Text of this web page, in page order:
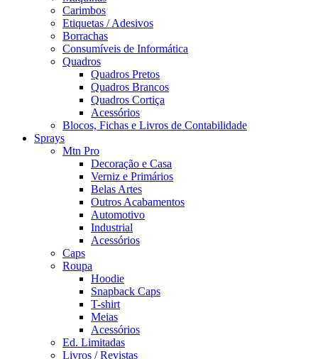
Carimbos
Etiquetas / Adesivos
Borrachas
Consumíveis de Informática
Quadros
Quadros Pretos
Quadros Brancos
Quadros Cortiça
Acessórios
Blocos, Fichas e Livros de Contabilidade
Sprays
Mtn Pro
Decoração e Casa
Verniz e Primários
Belas Artes
Outros Acabamentos
Automotivo
Industrial
Acessórios
Caps
Roupa
Hoodie
Snapback Caps
T-shirt
Meias
Acessórios
Ed. Limitadas
Livros / Revistas